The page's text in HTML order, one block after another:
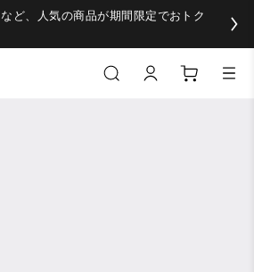
ど、人気の商品が期間限定でおトク